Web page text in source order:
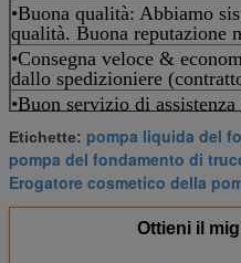
•Buona qualità: Abbiamo
qualità. Buona reputazione
•Consegna veloce &
dallo spedizioniere
•Buon servizio di
Etichette: pompa liquida del
pompa del fondamento di
Erogatore cosmetico della
Ottieni il